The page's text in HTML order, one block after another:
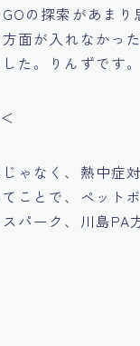
の探索があまり
面が入れなかっ
た。りんずです。
ゃなく、熱中症
ことで、ペット
パーク、川島PA